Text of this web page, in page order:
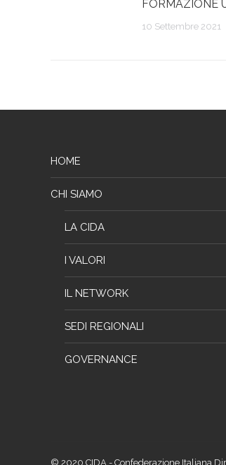
FORMAZIONE
10 Settembre 2021
HOME
CHI SIAMO
LA CIDA
I VALORI
IL NETWORK
SEDI REGIONALI
GOVERNANCE
© 2020 CIDA - Confederazione Italiana